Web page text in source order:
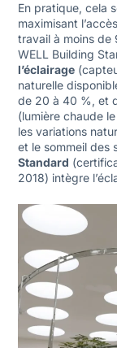
En pratique, cela
maximisant
travail à moins de
WELL Building
l’éclairage
naturelle
de 20 à 40 %, et
(lumière chaude
les variations
et le sommeil des
Standard
2018) intègre